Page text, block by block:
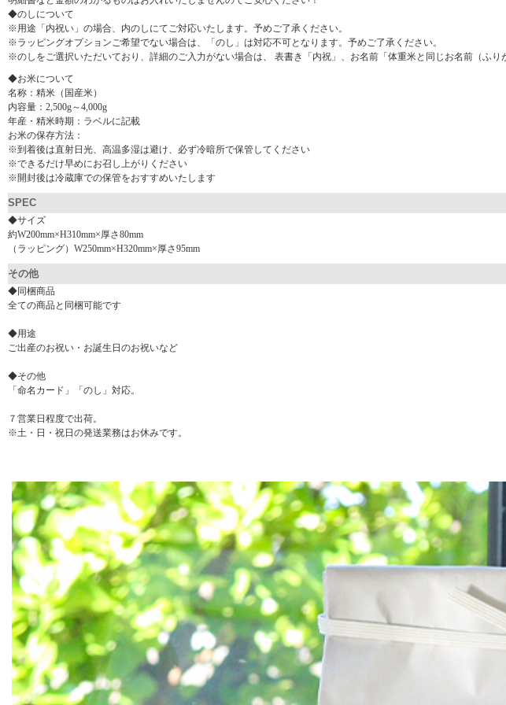
◆のしについて
※用途「内祝い」の場合、内のしにてご対応いたします。予めご了承ください。
※ラッピングオプションご希望でない場合は、「のし」は対応不可となります。予めご了承ください。
※のしをご選択いただいており、詳細のご入力がない場合は、 表書き「内祝」、お名前「体重米と同じお名前（ふ
◆お米について
名称：精米（国産米）
内容量：2,500g～4,000g
年産・精米時期：ラベルに記載
お米の保存方法：
※到着後は直射日光、高温多湿は避け、必ず冷暗所で保管してください
※できるだけ早めにお召し上がりください
※開封後は冷蔵庫での保管をおすすめいたします
SPEC
◆サイズ
約W200mm×H310mm×厚さ80mm
（ラッピング）W250mm×H320mm×厚さ95mm
その他
◆同梱商品
全ての商品と同梱可能です
◆用途
ご出産のお祝い・お誕生日のお祝いなど
◆その他
「命名カード」「のし」対応。
７営業日程度で出荷。
※土・日・祝日の発送業務はお休みです。